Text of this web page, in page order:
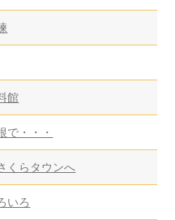
館
で・・・
くらタウンへ
いろ